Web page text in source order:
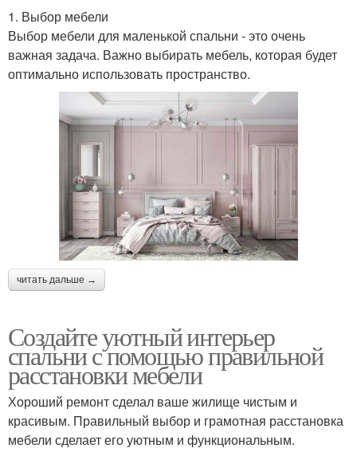
1. Выбор мебели
Выбор мебели для маленькой спальни - это очень
важная задача. Важно выбирать мебель, которая будет
оптимально использовать пространство.
читать дальше →
Создайте уютный интерьер
спальни с помощью правильной
расстановки мебели
Хороший ремонт сделал ваше жилище чистым и
красивым. Правильный выбор и грамотная расстановка
мебели сделает его уютным и функциональным.